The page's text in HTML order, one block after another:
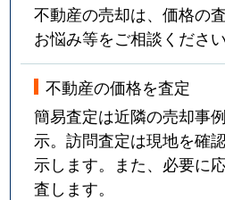
不動産の売却は、価格の
お悩み等をご相談ください
不動産の価格を査定
簡易査定は近隣の売却事
示。訪問査定は現地を確
示します。また、必要に
査します。